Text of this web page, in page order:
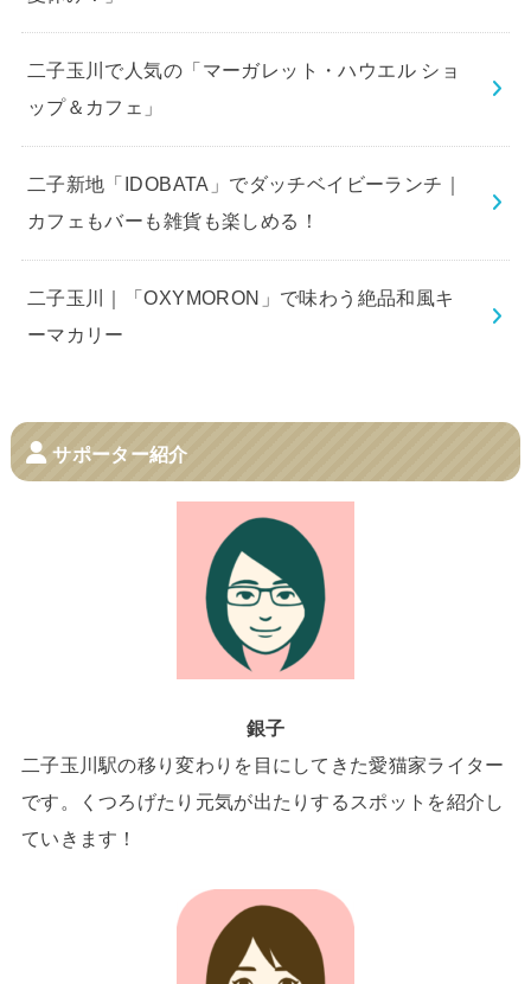
二子玉川で人気の「マーガレット・ハウエル ショ
ップ＆カフェ」
二子新地「IDOBATA」でダッチベイビーランチ｜
カフェもバーも雑貨も楽しめる！
二子玉川｜「OXYMORON」で味わう絶品和風キ
ーマカリー
サポーター紹介
銀子
二子玉川駅の移り変わりを目にしてきた愛猫家ライター
です。くつろげたり元気が出たりするスポットを紹介し
ていきます！